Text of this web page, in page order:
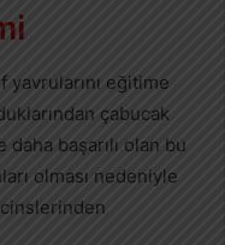
yavrularını eğitime
çabucak
başarılı olan bu
olması nedeniyle